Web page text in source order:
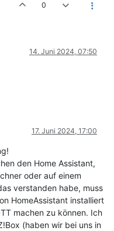
0
14. Juni 2024, 07:50
17. Juni 2024, 17:00
den Home Assistant,
oder auf einem
verstanden habe, muss
HomeAssistant installiert
machen zu können. Ich
(haben wir bei uns in